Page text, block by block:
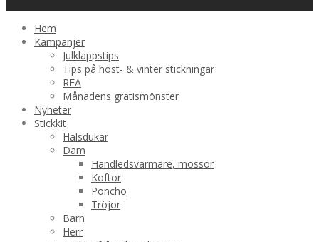
Hem
Kampanjer
Julklappstips
Tips på höst- & vinter stickningar
REA
Månadens gratismönster
Nyheter
Stickkit
Halsdukar
Dam
Handledsvärmare, mössor
Koftor
Poncho
Tröjor
Barn
Herr